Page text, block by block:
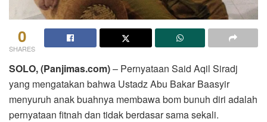
0
SHARES
SOLO, (Panjimas.com)– Pernyataan Said Aqil Siradj
yang mengatakan bahwa Ustadz Abu Bakar Baasyir
menyuruh anak buahnya membawa bom bunuh diri adalah
pernyataan fitnah dan tidak berdasar sama sekali.